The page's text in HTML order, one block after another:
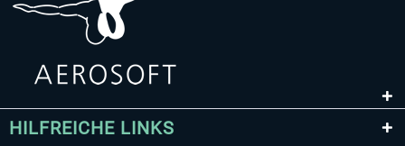
HILFREICHE LINKS